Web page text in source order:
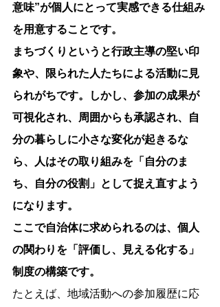
意味”が個人にとって実感できる仕組み
を用意することです。
まちづくりというと行政主導の堅い印
象や、限られた人たちによる活動に見
られがちです。しかし、参加の成果が
可視化され、周囲からも承認され、自
分の暮らしに小さな変化が起きるな
ら、人はその取り組みを「自分のま
ち、自分の役割」として捉え直すよう
になります。
ここで自治体に求められるのは、個人
の関わりを「評価し、見える化する」
制度の構築です。
たとえば、地域活動への参加履歴に応